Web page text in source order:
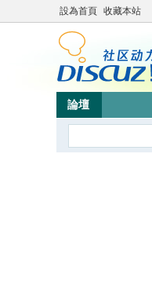
設為首頁 收藏本站
論壇